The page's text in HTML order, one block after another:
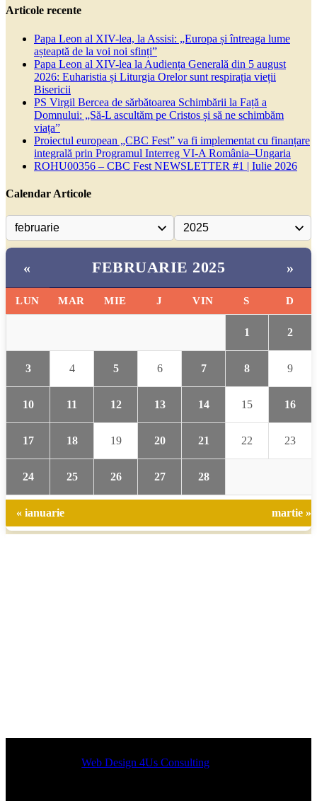
Articole recente
Papa Leon al XIV-lea, la Assisi: „Europa și întreaga lume
așteaptă de la voi noi sfinți”
Papa Leon al XIV-lea la Audiența Generală din 5 august
2026: Euharistia și Liturgia Orelor sunt respirația vieții
Bisericii
PS Virgil Bercea de sărbătoarea Schimbării la Față a
Domnului: „Să-L ascultăm pe Cristos și să ne schimbăm
viața”
Proiectul european „CBC Fest” va fi implementat cu finanțare
integrală prin Programul Interreg VI-A România–Ungaria
ROHU00356 – CBC Fest NEWSLETTER #1 | Iulie 2026
Calendar Articole
« FEBRUARIE 2025 »
LUN MAR MIE J VIN S D
1 2
3 4 5 6 7 8 9
10 11 12 13 14 15 16
17 18 19 20 21 22 23
24 25 26 27 28
« ianuarie martie »
Designed byWeb Design 4Us Consulting